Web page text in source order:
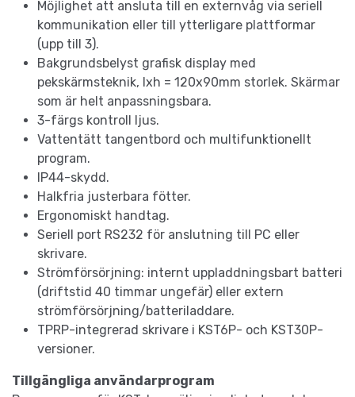
Möjlighet att ansluta till en externvåg via seriell
kommunikation eller till ytterligare plattformar
(upp till 3).
Bakgrundsbelyst grafisk display med
pekskärmsteknik, lxh = 120x90mm storlek. Skärmar
som är helt anpassningsbara.
3-färgs kontroll ljus.
Vattentätt tangentbord och multifunktionellt
program.
IP44-skydd.
Halkfria justerbara fötter.
Ergonomiskt handtag.
Seriell port RS232 för anslutning till PC eller
skrivare.
Strömförsörjning: internt uppladdningsbart batteri
(driftstid 40 timmar ungefär) eller extern
strömförsörjning/batteriladdare.
TPRP-integrerad skrivare i KST6P- och KST30P-
versioner.
Tillgängliga användarprogram